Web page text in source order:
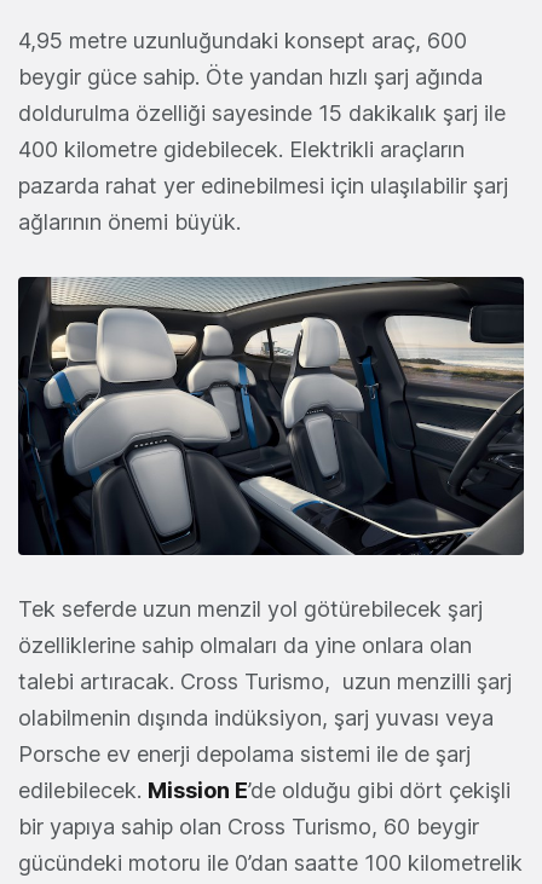
4,95 metre uzunluğundaki konsept araç, 600
beygir güce sahip. Öte yandan hızlı şarj ağında
doldurulma özelliği sayesinde 15 dakikalık şarj ile
400 kilometre gidebilecek. Elektrikli araçların
pazarda rahat yer edinebilmesi için ulaşılabilir şarj
ağlarının önemi büyük.
Tek seferde uzun menzil yol götürebilecek şarj
özelliklerine sahip olmaları da yine onlara olan
talebi artıracak. Cross Turismo, uzun menzilli şarj
olabilmenin dışında indüksiyon, şarj yuvası veya
Porsche ev enerji depolama sistemi ile de şarj
edilebilecek. Mission E’de olduğu gibi dört çekişli
bir yapıya sahip olan Cross Turismo, 60 beygir
gücündeki motoru ile 0’dan saatte 100 kilometrelik